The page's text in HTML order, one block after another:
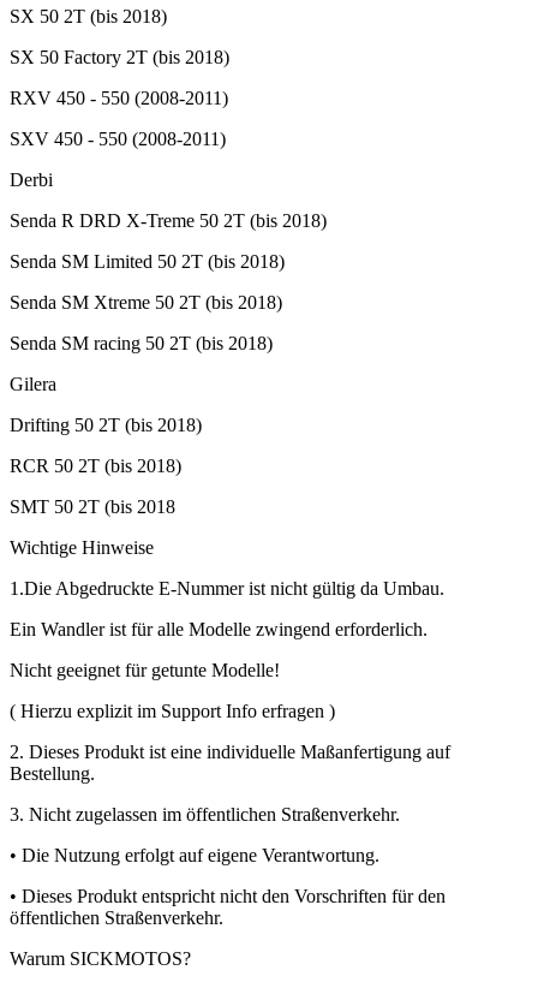
SX 50 2T (bis 2018)
SX 50 Factory 2T (bis 2018)
RXV 450 - 550 (2008-2011)
SXV 450 - 550 (2008-2011)
Derbi
Senda R DRD X-Treme 50 2T (bis 2018)
Senda SM Limited 50 2T (bis 2018)
Senda SM Xtreme 50 2T (bis 2018)
Senda SM racing 50 2T (bis 2018)
Gilera
Drifting 50 2T (bis 2018)
RCR 50 2T (bis 2018)
SMT 50 2T (bis 2018
Wichtige Hinweise
1.Die Abgedruckte E-Nummer ist nicht gültig da Umbau.
Ein Wandler ist für alle Modelle zwingend erforderlich.
Nicht geeignet für getunte Modelle!
( Hierzu explizit im Support Info erfragen )
2. Dieses Produkt ist eine individuelle Maßanfertigung auf
Bestellung.
3. Nicht zugelassen im öffentlichen Straßenverkehr.
• Die Nutzung erfolgt auf eigene Verantwortung.
• Dieses Produkt entspricht nicht den Vorschriften für den
öffentlichen Straßenverkehr.
Warum SICKMOTOS?